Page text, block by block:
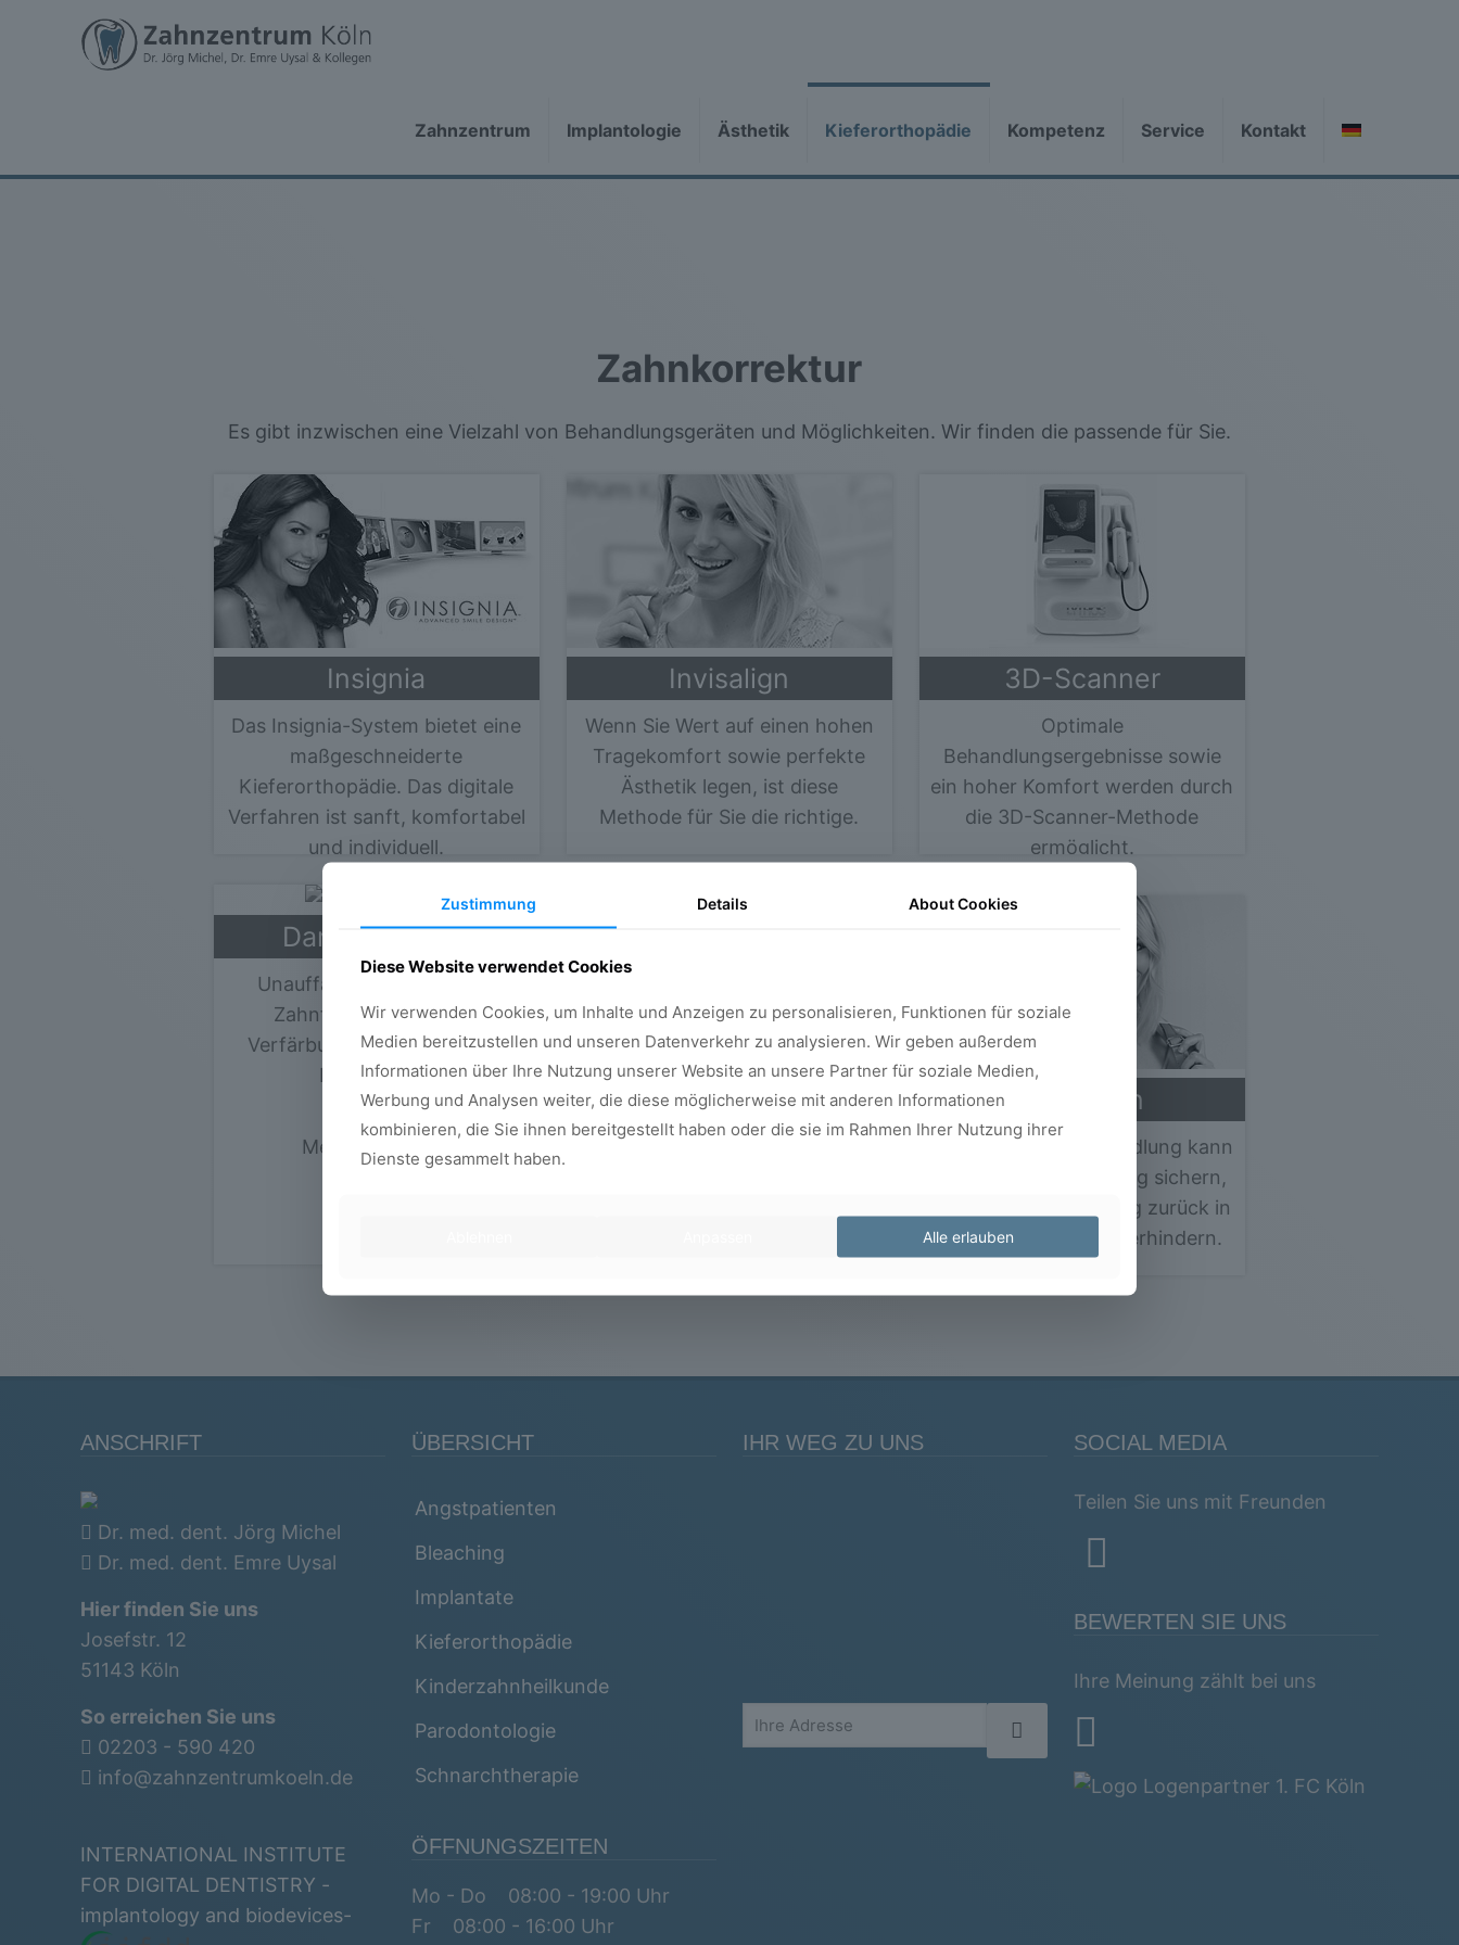
Zahnzentrum Implantologie Ästhetik Kieferorthopädie Kompetenz Service Kontakt
Zahnkorrektur
Es gibt inzwischen eine Vielzahl von Behandlungsgeräten und Möglichkeiten. Wir finden die passende für Sie.
Insignia
Das Insignia-System bietet eine
maßgeschneiderte
Kieferorthopädie. Das digitale
Verfahren ist sanft, komfortabel
und individuell.
Mehr erfahren »
Invisalign
Wenn Sie Wert auf einen hohen
Tragekomfort sowie perfekte
Ästhetik legen, ist diese
Methode für Sie die richtige.
3D-Scanner
Optimale
Behandlungsergebnisse sowie
ein hoher Komfort werden durch
die 3D-Scanner-Methode
ermöglicht.
DamonSystem
Unauffällige Korrektur der
Zahnfehlstellung ohne
Verfärbungen. Angenehmes
Mundgefühl.
Mehr erfahren »
Incognito
Dieses Verfahren beseitigt
Mehr erfahren »
Retention
Nach erfolgter Behandlung kann
ein Retainer den Erfolg sichern,
um die Zahnbewegung zurück in
die Fehlstellung zu verhindern.
ANSCHRIFT
Dr. med. dent. Jörg Michel
Dr. med. dent. Emre Uysal
Hier finden Sie uns
Josefstr. 12
51143 Köln
So erreichen Sie uns
02203 - 590 420
info@zahnzentrumkoeln.de
INTERNATIONAL INSTITUTE
FOR DIGITAL DENTISTRY -
implantology and biodevices-
ÜBERSICHT
Angstpatienten
Bleaching
Implantate
Kieferorthopädie
Kinderzahnheilkunde
Parodontologie
Schnarchtherapie
ÖFFNUNGSZEITEN
Mo - Do 08:00 - 19:00 Uhr
Fr 08:00 - 16:00 Uhr
IHR WEG ZU UNS SOCIAL MEDIA
Teilen Sie uns mit Freunden
BEWERTEN SIE UNS
Ihre Meinung zählt bei uns
Zustimmung Details AboutCookies
Diese Website verwendet Cookies
Wir verwenden Cookies, um Inhalte und Anzeigen zu personalisieren, Funktionen für soziale
Medien bereitzustellen und unseren Datenverkehr zu analysieren. Wir geben außerdem
Informationen über Ihre Nutzung unserer Website an unsere Partner für soziale Medien,
Werbung und Analysen weiter, die diese möglicherweise mit anderen Informationen
kombinieren, die Sie ihnen bereitgestellt haben oder die sie im Rahmen Ihrer Nutzung ihrer
Dienste gesammelt haben.
Alle erlauben